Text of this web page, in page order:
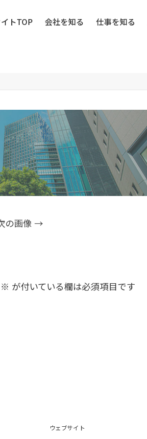
トTOP 会社を知る 仕事を知る
の画像
※ が付いている欄は必須項目です
ウェブサイト